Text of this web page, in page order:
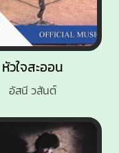
หัวใจสะออน
อัสนี วสันต์